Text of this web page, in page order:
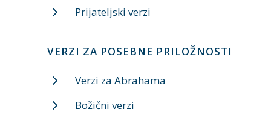
Prijateljski verzi
VERZI ZA POSEBNE PRILOŽNOSTI
Verzi za Abrahama
Božični verzi